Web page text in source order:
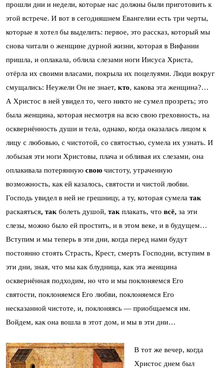
прошли дни и недели, которые нас должны были приготовить к
этой встрече. И вот в сегодняшнем Евангелии есть три черты,
которые я хотел бы выделить: первое, это рассказ, который мы
снова читали о женщине дурной жизни, которая в Вифании
пришла, и оплакала, облила слезами ноги Иисуса Христа,
отёрла их своими власами, покрыла их поцелуями. Люди вокруг
смущались: Неужели Он не знает, кто, какова эта женщина?…
А Христос в ней увидел то, чего никто не сумел прозреть; это
была женщина, которая несмотря на всю свою греховность, на
осквернённость души и тела, однако, когда оказалась лицом к
лицу с любовью, с чистотой, со святостью, сумела их узнать. И
лобызая эти ноги Христовы, плача и обливая их слезами, она
оплакивала потерянную свою чистоту, утраченную
возможность, как ей казалось, святости и чистой любви.
Господь увидел в ней не грешницу, а ту, которая сумела так
раскаяться, так болеть душой, так плакать, что всё, за эти
слезы, можно было ей простить, и в этом веке, и в будущем…
Вступим и мы теперь в эти дни, когда перед нами будут
постоянно стоять Страсть, Крест, смерть Господни, вступим в
эти дни, зная, что мы как блудница, как эта женщина
осквернённая подходим, но что и мы поклоняемся Его
святости, поклоняемся Его любви, поклоняемся Его
несказанной чистоте, и, поклоняясь — приобщаемся им.
Войдем, как она вошла в этот дом, и мы в эти дни…
В тот же вечер, когда
Христос днем был